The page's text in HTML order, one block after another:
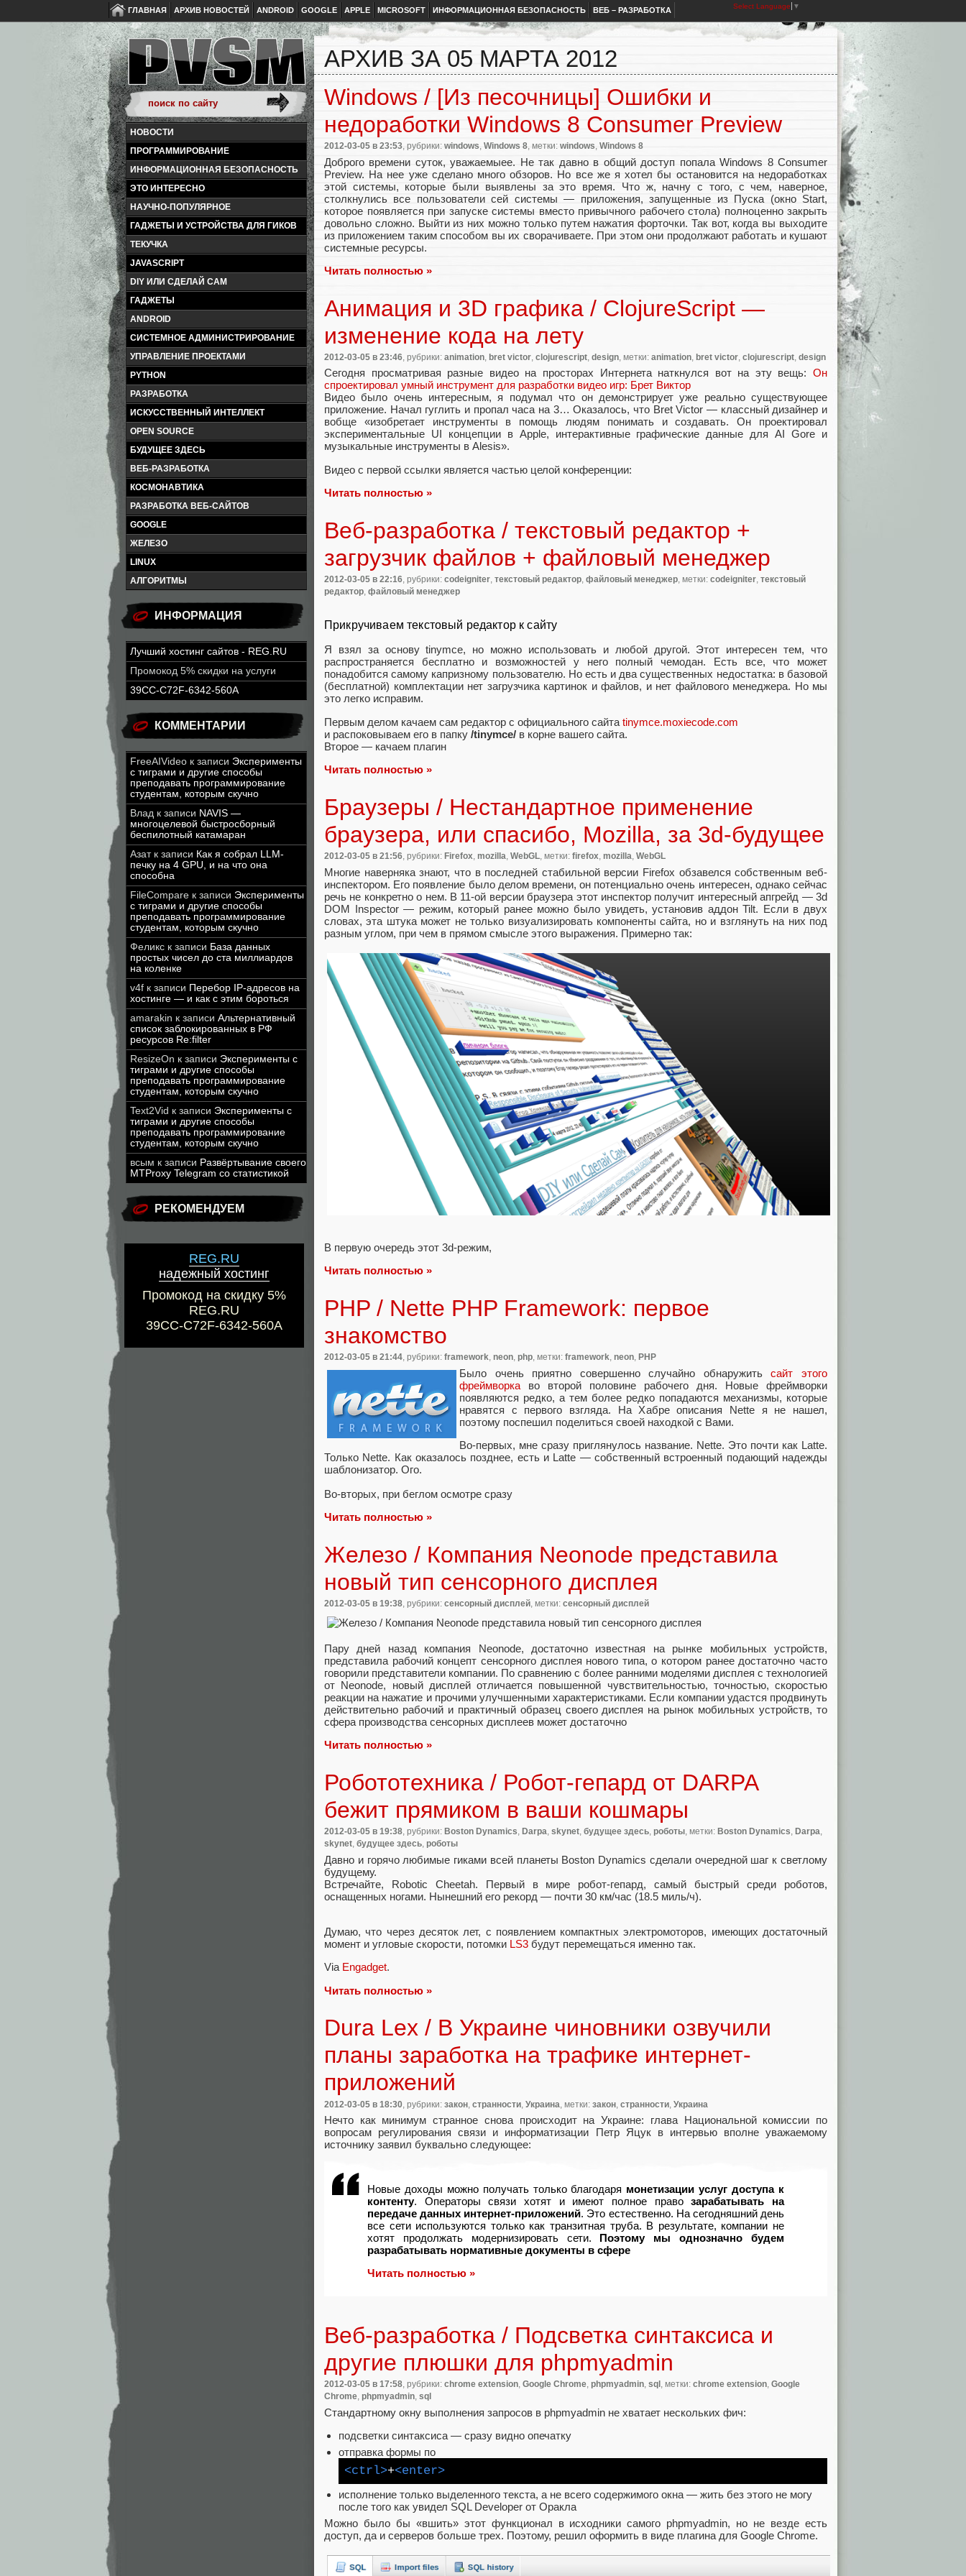
ГЛАВНАЯ АРХИВ НОВОСТЕЙ ANDROID GOOGLE APPLE MICROSOFT ИНФОРМАЦИОННАЯ БЕЗОПАСНОСТЬ ВЕБ – РАЗРАБОТКА Select Language ▼
НОВОСТИ
ПРОГРАММИРОВАНИЕ
ИНФОРМАЦИОННАЯ БЕЗОПАСНОСТЬ
ЭТО ИНТЕРЕСНО
НАУЧНО-ПОПУЛЯРНОЕ
ГАДЖЕТЫ И УСТРОЙСТВА ДЛЯ ГИКОВ
ТЕКУЧКА
JAVASCRIPT
DIY ИЛИ СДЕЛАЙ САМ
ГАДЖЕТЫ
ANDROID
СИСТЕМНОЕ АДМИНИСТРИРОВАНИЕ
УПРАВЛЕНИЕ ПРОЕКТАМИ
PYTHON
РАЗРАБОТКА
ИСКУССТВЕННЫЙ ИНТЕЛЛЕКТ
OPEN SOURCE
БУДУЩЕЕ ЗДЕСЬ
ВЕБ-РАЗРАБОТКА
КОСМОНАВТИКА
РАЗРАБОТКА ВЕБ-САЙТОВ
GOOGLE
ЖЕЛЕЗО
LINUX
АЛГОРИТМЫ
ИНФОРМАЦИЯ
Лучший хостинг сайтов - REG.RU
Промокод 5% скидки на услуги
39CC-C72F-6342-560A
КОММЕНТАРИИ
FreeAIVideo к записи Эксперименты
с тиграми и другие способы
преподавать программирование
студентам, которым скучно
Влад к записи NAVIS —
многоцелевой быстросборный
беспилотный катамаран
Азатк записи Как я собрал LLM-
печку на 4 GPU, и на что она
способна
FileCompare к записи Эксперименты
с тиграми и другие способы
преподавать программирование
студентам, которым скучно
Феликс к записи База данных
простых чисел до ста миллиардов
на коленке
v4f к записи Перебор IP-адресов на
хостинге — и как с этим бороться
amarakin к записи Альтернативный
список заблокированных в РФ
ресурсов Re:filter
ResizeOn к записи Эксперименты с
тиграми и другие способы
преподавать программирование
студентам, которым скучно
Text2Vid к записи Эксперименты с
тиграми и другие способы
преподавать программирование
студентам, которым скучно
всым к записи Развёртывание своего
MTProxy Telegram со статистикой
РЕКОМЕНДУЕМ
REG.RU
надежный хостинг
Промокод на скидку 5%
REG.RU
39CC-C72F-6342-560A
АРХИВ ЗА 05 МАРТА 2012
Windows / [Из песочницы] Ошибки и
недоработки Windows 8 Consumer Preview
2012-03-05 в 23:53, рубрики: windows, Windows 8, метки: windows, Windows 8
Доброго времени суток, уважаемыее. Не так давно в общий доступ попала Windows 8 Consumer
Preview. На нее уже сделано много обзоров. Но все же я хотел бы остановится на недоработках
этой системы, которые были выявлены за это время. Что ж, начну с того, с чем, наверное,
столкнулись все пользователи сей системы — приложения, запущенные из Пуска (окно Start,
которое появляется при запуске системы вместо привычного рабочего стола) полноценно закрыть
довольно сложно. Выйти из них можно только путем нажатия форточки. Так вот, когда вы выходите
из приложением таким способом вы их сворачиваете. При этом они продолжают работать и кушают
системные ресурсы.
Читать полностью »
Анимация и 3D графика / ClojureScript —
изменение кода на лету
2012-03-05 в 23:46 , рубрики: animation bret victor clojurescript design , метки: animation bret victor clojurescript design
Сегодня просматривая разные видео на просторах Интернета наткнулся вот на эту вещь: Он
спроектировал умный инструмент для разработки видео игр: Брет Виктор
Видео было очень интересным, я подумал что он демонстрирует уже реально существующее
приложение. Начал гуглить и пропал часа на 3… Оказалось, что Bret Victor — классный дизайнер и
вобще «изобретает инструменты в помощь людям понимать и создавать. Он проектировал
экспериментальные UI концепции в Apple, интерактивные графические данные для AI Gore и
музыкальные инструменты в Alesis».
Видео с первой ссылки является частью целой конференции:
Читать полностью »
Веб-разработка / текстовый редактор +
загрузчик файлов + файловый менеджер
2012-03-05 в 22:16, рубрики: codeigniter, текстовый редактор, файловый менеджер, метки: codeigniter, текстовый
редактор, файловый менеджер
Прикручиваем текстовый редактор к сайту
Я взял за основу tinymce, но можно использовать и любой другой. Этот интересен тем, что
распространяется бесплатно и возможностей у него полный чемодан. Есть все, что может
понадобится самому капризному пользователю. Но есть и два существенных недостатка: в базовой
(бесплатной) комплектации нет загрузчика картинок и файлов, и нет файлового менеджера. Но мы
это легко исправим.
Первым делом качаем сам редактор с официального сайта tinymce.moxiecode.com
и распоковываем его в папку /tinymce/ в корне вашего сайта.
Второе — качаем плагин
Читать полностью »
Браузеры / Нестандартное применение
браузера, или спасибо, Mozilla, за 3d-будущее
2012-03-05 в 21:56, рубрики: Firefox, mozilla, WebGL, метки: firefox, mozilla, WebGL
Многие наверняка знают, что в последней стабильной версии Firefox обзавелся собственным веб-
инспектором. Его появление было делом времени, он потенциально очень интересен, однако сейчас
речь не конкретно о нем. В 11-ой версии браузера этот инспектор получит интересный апгрейд — 3d
DOM Inspector — режим, который ранее можно было увидеть, установив аддон Tilt. Если в двух
словах, эта штука может не только визуализировать компоненты сайта, но и взглянуть на них под
разным углом, при чем в прямом смысле этого выражения. Примерно так:
В первую очередь этот 3d-режим,
Читать полностью »
PHP / Nette PHP Framework: первое
знакомство
2012-03-05 в 21:44, рубрики: framework, neon, php, метки: framework, neon, PHP
Было очень приятно совершенно случайно обнаружитьсайт этого
фреймворка во второй половине рабочего дня. Новые фреймворки
появляются редко, а тем более редко попадаются механизмы, которые
нравятся с первого взгляда. На Хабре описания Nette я не нашел,
поэтому поспешил поделиться своей находкой с Вами.
Во-первых, мне сразу приглянулось название. Nette. Это почти как Latte.
Только Nette. Как оказалось позднее, есть и Latte — собственный встроенный подающий надежды
шаблонизатор. Ого.
Во-вторых, при беглом осмотре сразу
Читать полностью »
Железо / Компания Neonode представила
новый тип сенсорного дисплея
2012-03-05 в 19:38, рубрики: сенсорный дисплей, метки: сенсорный дисплей
Пару дней назад компания Neonode, достаточно известная на рынке мобильных устройств,
представила рабочий концепт сенсорного дисплея нового типа, о котором ранее достаточно часто
говорили представители компании. По сравнению с более ранними моделями дисплея с технологией
от Neonode, новый дисплей отличается повышенной чувствительностью, точностью, скоростью
реакции на нажатие и прочими улучшенными характеристиками. Если компании удастся продвинуть
действительно рабочий и практичный образец своего дисплея на рынок мобильных устройств, то
сфера производства сенсорных дисплеев может достаточно
Читать полностью »
Робототехника / Робот-гепард от DARPA
бежит прямиком в ваши кошмары
2012-03-05 в 19:38, рубрики: Boston Dynamics, Darpa, skynet, будущее здесь, роботы, метки: Boston Dynamics, Darpa,
skynet, будущее здесь, роботы
Давно и горячо любимые гиками всей планеты Boston Dynamics сделали очередной шаг к светлому
будущему.
Встречайте, Robotic Cheetah. Первый в мире робот-гепард, самый быстрый среди роботов,
оснащенных ногами. Нынешний его рекорд — почти 30 км/час (18.5 миль/ч).
Думаю, что через десяток лет, с появлением компактных электромоторов, имеющих достаточный
момент и угловые скорости, потомки LS3 будут перемещаться именно так.
Via Engadget.
Читать полностью »
Dura Lex / В Украине чиновники озвучили
планы заработка на трафике интернет-
приложений
2012-03-05 в 18:30 , рубрики: закон странности Украина , метки: закон странности Украина
Нечто как минимум странное снова происходит на Украине: глава Национальной комиссии по
вопросам регулирования связи и информатизации Петр Яцук в интервью вполне уважаемому
источнику заявил буквально следующее:
Новые доходы можно получать только благодаря монетизации услуг доступа к
контенту. Операторы связи хотят и имеют полное правозарабатывать на
передаче данных интернет-приложений. Это естественно. На сегодняшний день
все сети используются только как транзитная труба. В результате, компании не
хотят продолжать модернизировать сети. Поэтому мы однозначно будем
разрабатывать нормативные документы в сфере
Читать полностью »
Веб-разработка / Подсветка синтаксиса и
другие плюшки для phpmyadmin
2012-03-05 в 17:58, рубрики: chrome extension, Google Chrome, phpmyadmin, sql , метки: chrome extension, Google
Chrome, phpmyadmin, sql
Стандартному окну выполнения запросов в phpmyadmin не хватает нескольких фич:
подсветки синтаксиса — сразу видно опечатку
отправка формы по
<ctrl>+<enter>
исполнение только выделенного текста, а не всего содержимого окна — жить без этого не могу
после того как увидел SQL Developer от Оракла
Можно было бы «вшить» этот функционал в исходники самого phpmyadmin, но не везде есть
доступ, да и серверов больше трех. Поэтому, решил оформить в виде плагина для Google Chrome.